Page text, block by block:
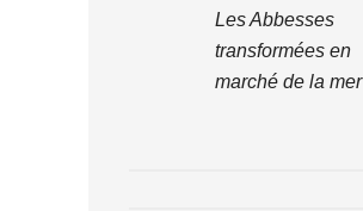
Les Abbesses
transformées en
marché de la mer